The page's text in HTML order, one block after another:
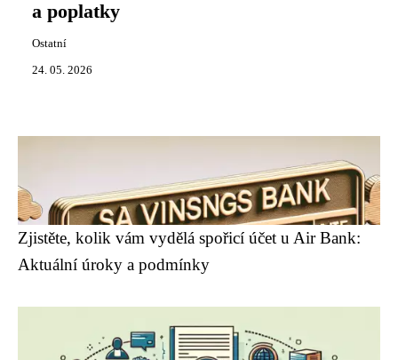
a poplatky
Ostatní
24. 05. 2026
Zjistěte, kolik vám vydělá spořicí účet u Air Bank:
Aktuální úroky a podmínky